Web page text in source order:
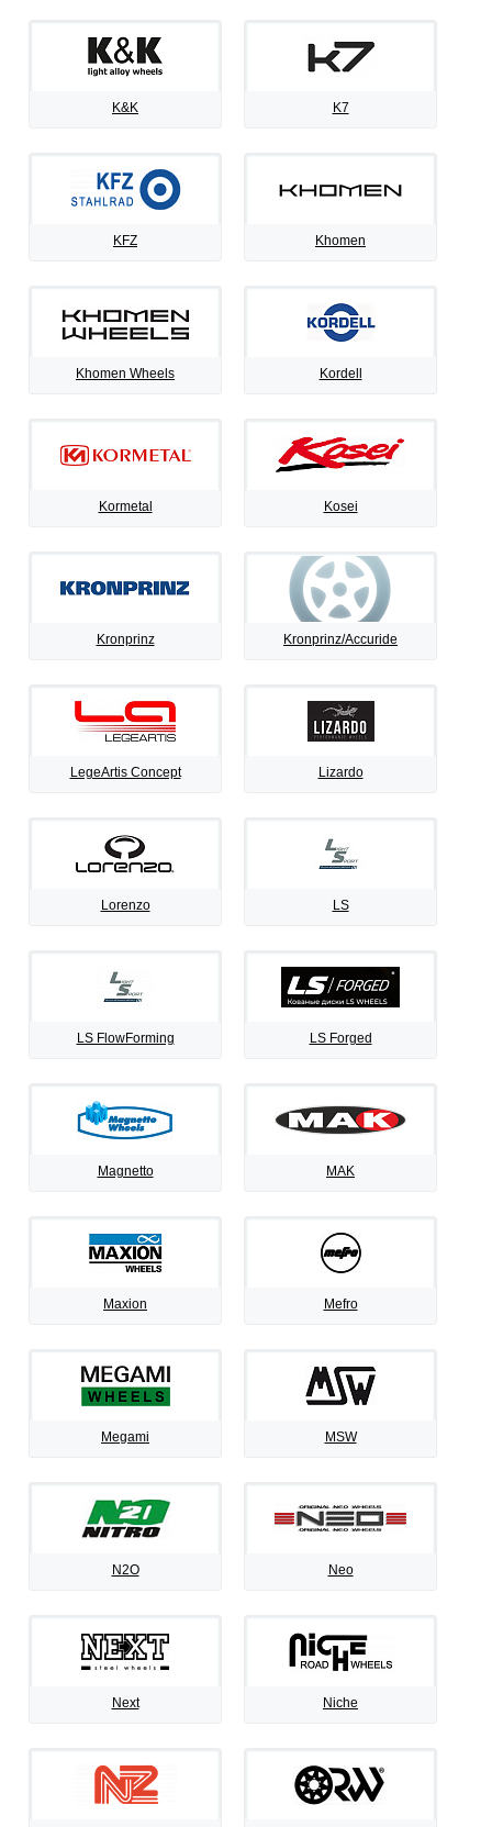
K&K K7
KFZ Khomen
Khomen Wheels Kordell
Kormetal Kosei
Kronprinz Kronprinz/Accuride
LegeArtis Concept Lizardo
Lorenzo LS
LS FlowForming LS Forged
Magnetto MAK
Maxion Mefro
Megami MSW
N2O Neo
Next Niche